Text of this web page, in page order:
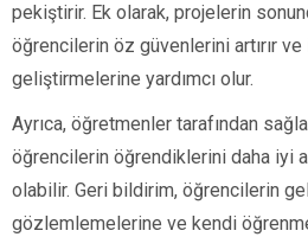
pekiştirir. Ek olarak, projelerin
öğrencilerin öz güvenlerini artırır
geliştirmelerine yardımcı olur.
Ayrıca, öğretmenler tarafından
öğrencilerin öğrendiklerini daha iyi
olabilir. Geri bildirim, öğrencilerin
gözlemlemelerine ve kendi